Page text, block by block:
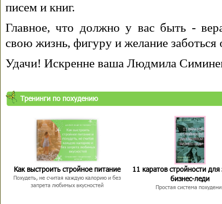
писем и книг.
Главное, что должно у вас быть -
свою жизнь, фигуру и желание заботься
Удачи! Искренне ваша Людмила
Тренинги по похудению
Как выстроить стройное питание
Похудеть, не считая каждую калорию и без
запрета любимых вкусностей
11 каратов стройности для
бизнес-леди
Простая система